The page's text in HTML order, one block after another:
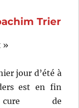
(2015)
Trier
»
jour d’été à
est en fin
de